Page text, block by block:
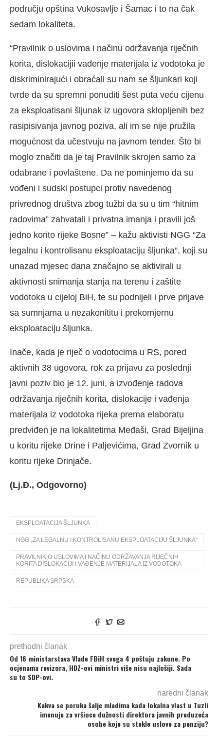
području opština Vukosavlje i Šamac i to na čak
sedam lokaliteta.
“Pravilnik o uslovima i načinu održavanja riječnih
korita, dislokacijii vađenje materijala iz vodotoka je
diskriminirajući i obraćali su nam se šljunkari koji
tvrde da su spremni ponuditi šest puta veću cijenu
za eksploatisani šljunak iz ugovora sklopljenih bez
rasipisivanja javnog poziva, ali im se nije pružila
mogućnost da učestvuju na javnom tender. Što bi
moglo značiti da je taj Pravilnik skrojen samo za
odabrane i povlaštene. Da ne pominjemo da su
vođeni i sudski postupci protiv navedenog
privrednog društva zbog tužbi da su u tim “hitnim
radovima” zahvatali i privatna imanja i pravili još
jedno korito rijeke Bosne” – kažu aktivisti NGG “Za
legalnu i kontrolisanu eksploataciju šljunka”, koji su
unazad mjesec dana značajno se aktivirali u
aktivnosti snimanja stanja na terenu i zaštite
vodotoka u cijeloj BiH, te su podnijeli i prve prijave
sa sumnjama u nezakonititu i prekomjernu
eksploataciju šljunka.
Inače, kada je riječ o vodotocima u RS, pored
aktivnih 38 ugovora, rok za prijavu za poslednji
javni poziv bio je 12. juni, a izvođenje radova
održavanja riječnih korita, dislokacije i vađenja
materijala iz vodotoka rijeka prema elaboratu
predviđen je na lokalitetima Međaši, Grad Bijeljina
u koritu rijeke Drine i Paljevićima, Grad Zvornik u
koritu rijeke Drinjače.
(Lj.Đ., Odgovorno)
EKSPLOATACIJA ŠLJUNKA
NGG „ZA LEGALNU I KONTROLISANU EKSPLOATACIJU ŠLJUNKA“
PRAVILNIK O USLOVIMA I NAČINU ODRŽAVANJA RIJEČNIH
KORITA DISLOKACIJI I VAĐENJE MATERIJALA IZ VODOTOKA
REPUBLIKA SRPSKA
prethodni članak
Od 16 ministarstava Vlade FBiH svega 4 poštuju zakone. Po
ocjenama revizora, HDZ-ovi ministri više nisu najlošiji. Sada
su to SDP-ovi.
naredni članak
Kakva se poruka šalje mladima kada lokalna vlast u Tuzli
imenuje za vršioce dužnosti direktora javnih preduzeća
osobe koje su stekle uslove za penziju?